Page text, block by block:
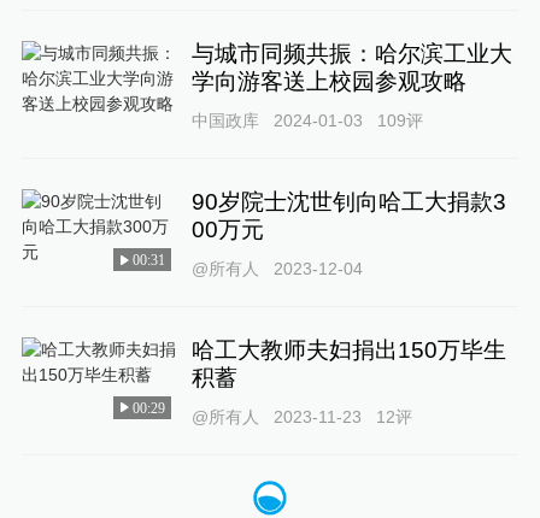
与城市同频共振：哈尔滨工业大
学向游客送上校园参观攻略
中国政库 2024-01-03 109评
00:31
90岁院士沈世钊向哈工大捐款3
00万元
@所有人 2023-12-04
00:29
哈工大教师夫妇捐出150万毕生
积蓄
@所有人 2023-11-23 12评